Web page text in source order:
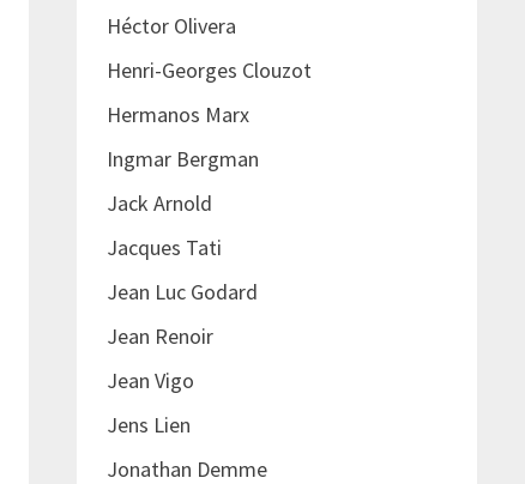
Héctor Olivera
Henri-Georges Clouzot
Hermanos Marx
Ingmar Bergman
Jack Arnold
Jacques Tati
Jean Luc Godard
Jean Renoir
Jean Vigo
Jens Lien
Jonathan Demme